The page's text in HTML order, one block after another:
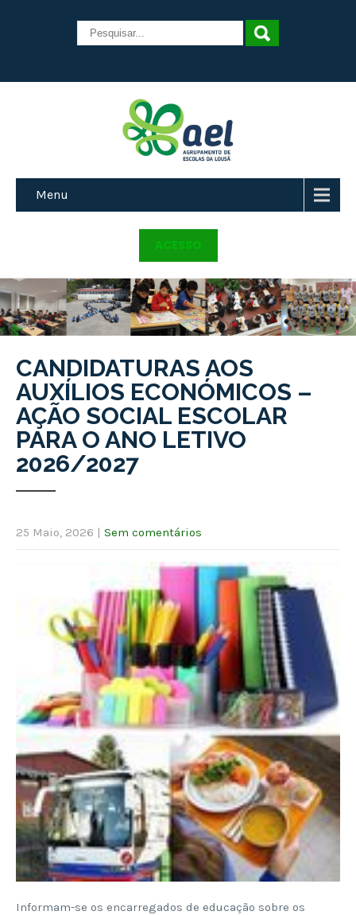
Menu
ACESSO
CANDIDATURAS AOS
AUXÍLIOS ECONÓMICOS –
AÇÃO SOCIAL ESCOLAR
PARA O ANO LETIVO
2026/2027
25 Maio, 2026 | Sem comentários
Informam-se os encarregados de educação sobre os